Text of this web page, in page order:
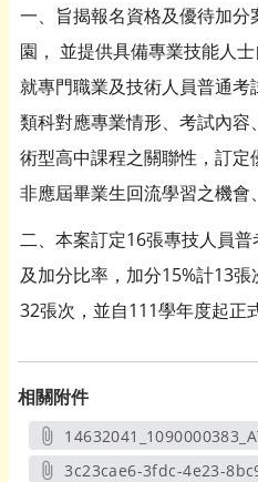
一、旨揭報名資格及優待加
園， 並提供具備專業技能人
就專門職業及技術人員普通
類科對應專業情形、考試內
術型高中課程之關聯性，訂
非應屆畢業生回流學習之機會
二、本案訂定16張專技人員
及加分比率，加分15%計13
32張次，並自111學年度起正
相關附件
另開新視窗
3c23cae6-3fdc-4e23-